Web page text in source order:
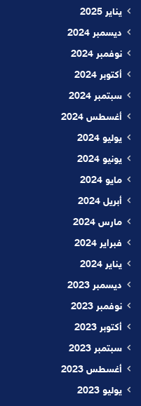
يناير 2025
ديسمبر 2024
نوفمبر 2024
أكتوبر 2024
سبتمبر 2024
أغسطس 2024
يوليو 2024
يونيو 2024
مايو 2024
أبريل 2024
مارس 2024
فبراير 2024
يناير 2024
ديسمبر 2023
نوفمبر 2023
أكتوبر 2023
سبتمبر 2023
أغسطس 2023
يوليو 2023